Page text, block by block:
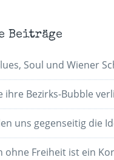
Beiträge
Soul und Wiener
ihre Bezirks-Bubble
uns gegenseitig die
ohne Freiheit ist ein